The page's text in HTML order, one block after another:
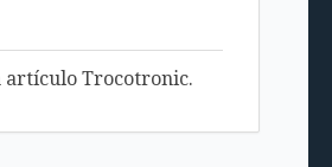
artículo Trocotronic.